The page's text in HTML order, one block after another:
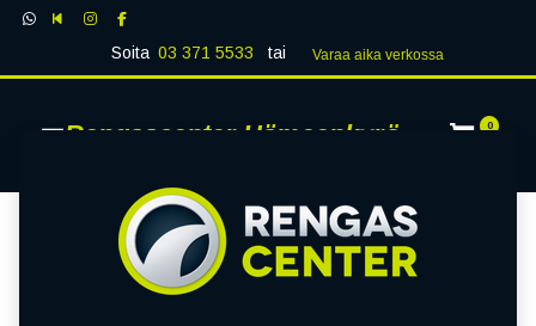
Soita 03 371 5533 tai Varaa aika verk​​​​ossa
Rengascenter Hämeenkyrö 0